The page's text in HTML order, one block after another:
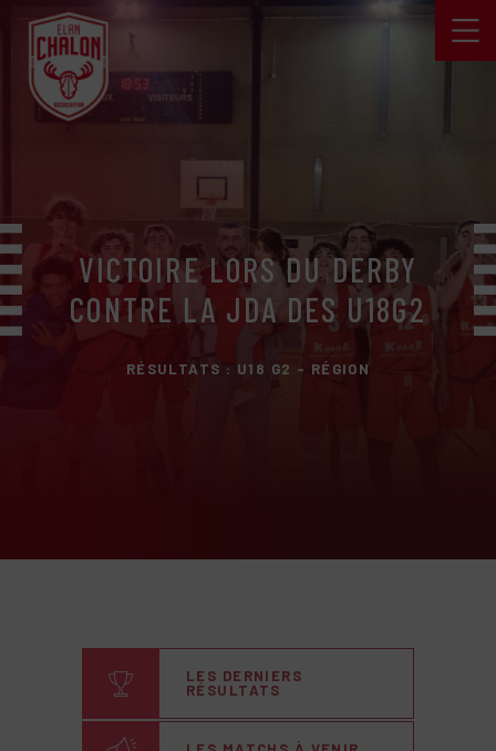
VICTOIRE LORS DU DERBY
CONTRE LA JDA DES U18G2
RÉSULTATS : U18 G2 - RÉGION
LES DERNIERS
RÉSULTATS